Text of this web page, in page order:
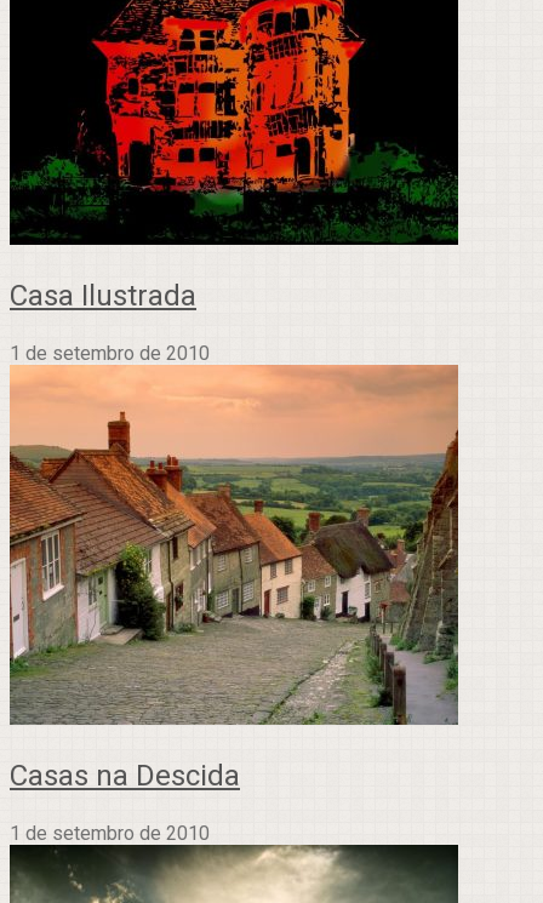
Casa Ilustrada
1 de setembro de 2010
Casas na Descida
1 de setembro de 2010